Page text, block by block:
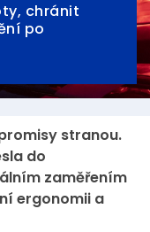
chránit
po
stranou.
do
zaměřením
ergonomii a